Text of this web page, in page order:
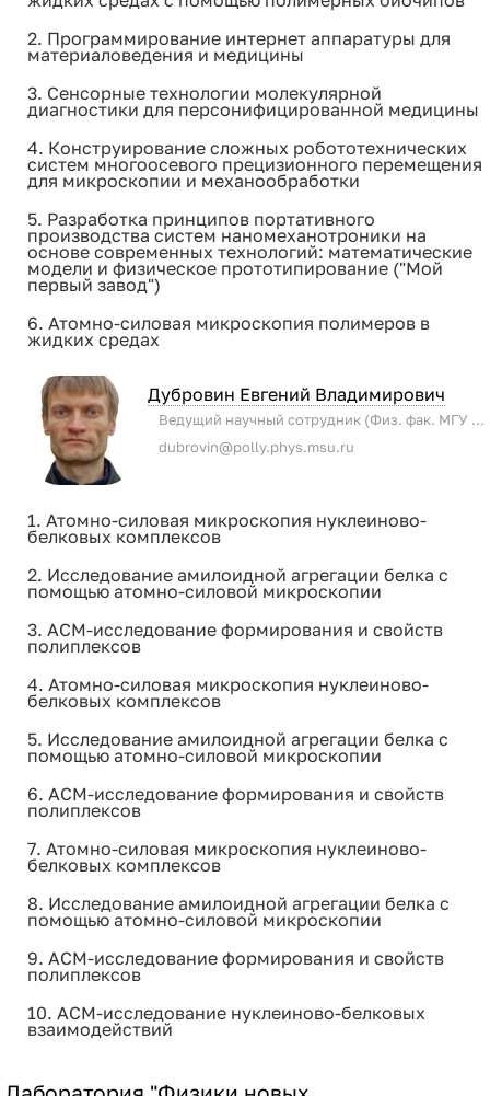
2. Программирование интернет аппаратуры для
материаловедения и медицины
3. Сенсорные технологии молекулярной
диагностики для персонифицированной медицины
4. Конструирование сложных робототехнических
систем многоосевого прецизионного перемещения
для микроскопии и механообработки
5. Разработка принципов портативного
производства систем наномеханотроники на
основе современных технологий: математические
модели и физическое прототипирование ("Мой
первый завод")
6. Атомно-силовая микроскопия полимеров в
жидких средах
Дубровин Евгений Владимирович
Ведущий научный сотрудник (Физ. фак. МГУ имени М.В. Ломоносова)
dubrovin@polly.phys.msu.ru
1. Атомно-силовая микроскопия нуклеиново-
белковых комплексов
2. Исследование амилоидной агрегации белка с
помощью атомно-силовой микроскопии
3. АСМ-исследование формирования и свойств
полиплексов
4. Атомно-силовая микроскопия нуклеиново-
белковых комплексов
5. Исследование амилоидной агрегации белка с
помощью атомно-силовой микроскопии
6. АСМ-исследование формирования и свойств
полиплексов
7. Атомно-силовая микроскопия нуклеиново-
белковых комплексов
8. Исследование амилоидной агрегации белка с
помощью атомно-силовой микроскопии
9. АСМ-исследование формирования и свойств
полиплексов
10. АСМ-исследование нуклеиново-белковых
взаимодействий